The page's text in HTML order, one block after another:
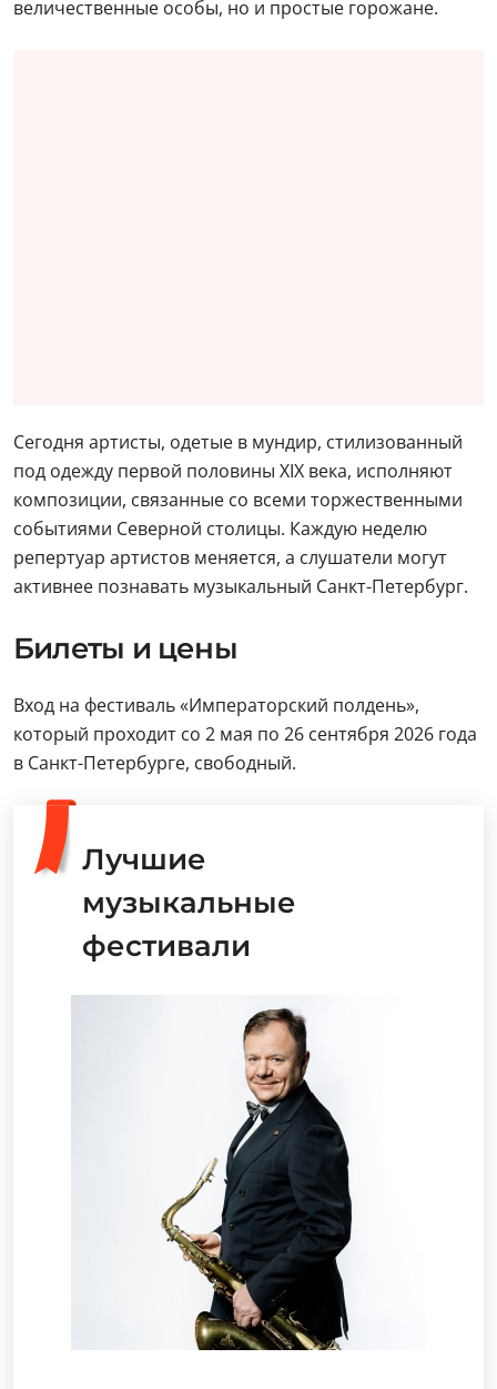
величественные особы, но и простые горожане.
Сегодня артисты, одетые в мундир, стилизованный
под одежду первой половины XIX века, исполняют
композиции, связанные со всеми торжественными
событиями Северной столицы. Каждую неделю
репертуар артистов меняется, а слушатели могут
активнее познавать музыкальный Санкт-Петербург.
Билеты и цены
Вход на фестиваль «Императорский полдень»,
который проходит со 2 мая по 26 сентября 2026 года
в Санкт-Петербурге, свободный.
Лучшие
музыкальные
фестивали